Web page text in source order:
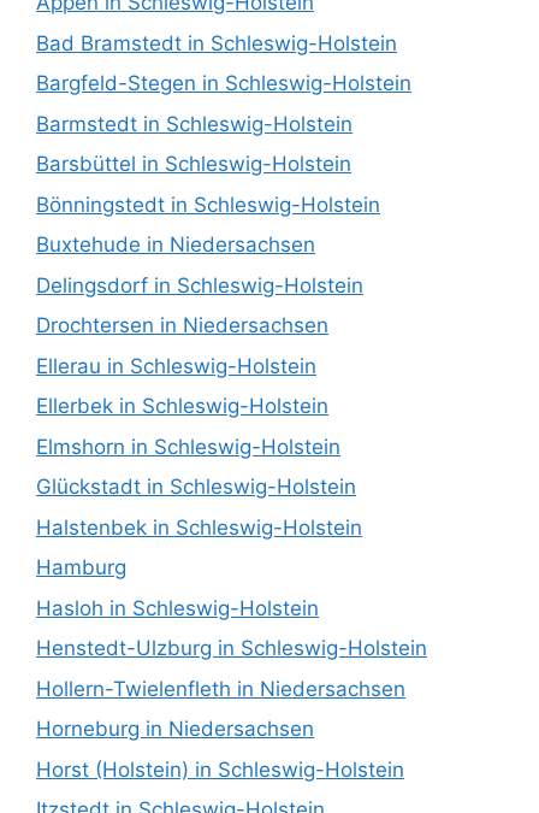
Bad Bramstedt in Schleswig-Holstein
Bargfeld-Stegen in Schleswig-Holstein
Barmstedt in Schleswig-Holstein
Barsbüttel in Schleswig-Holstein
Bönningstedt in Schleswig-Holstein
Buxtehude in Niedersachsen
Delingsdorf in Schleswig-Holstein
Drochtersen in Niedersachsen
Ellerau in Schleswig-Holstein
Ellerbek in Schleswig-Holstein
Elmshorn in Schleswig-Holstein
Glückstadt in Schleswig-Holstein
Halstenbek in Schleswig-Holstein
Hamburg
Hasloh in Schleswig-Holstein
Henstedt-Ulzburg in Schleswig-Holstein
Hollern-Twielenfleth in Niedersachsen
Horneburg in Niedersachsen
Horst (Holstein) in Schleswig-Holstein